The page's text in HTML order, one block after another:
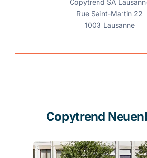
Copytrend SA
Rue Saint-Martin 22
1003 Lausanne
Copytrend